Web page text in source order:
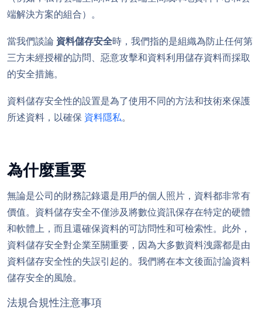
端解決方案的組合）。
當我們談論 資料儲存安全時，我們指的是組織為防止任何第
三方未經授權的訪問、惡意攻擊和資料利用儲存資料而採取
的安全措施。
資料儲存安全性的設置是為了使用不同的方法和技術來保護
所述資料，以確保 資料隱私。
為什麼重要
無論是公司的財務記錄還是用戶的個人照片，資料都非常有
價值。資料儲存安全不僅涉及將數位資訊保存在特定的硬體
和軟體上，而且還確保資料的可訪問性和可檢索性。此外，
資料儲存安全對企業至關重要，因為大多數資料洩露都是由
資料儲存安全性的失誤引起的。我們將在本文後面討論資料
儲存安全的風險。
法規合規性注意事項